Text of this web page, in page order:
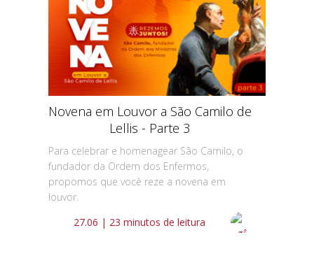
Novena em Louvor a São Camilo de
Lellis - Parte 3
Para celebrar e homenagear São Camilo, o
fundador da Ordem dos Enfermos,
propomos que você reze a novena em
louvor.
27.06 | 23 minutos de leitura